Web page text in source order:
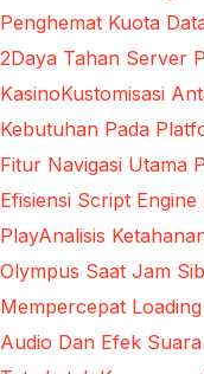
Penghemat Kuota
2Daya Tahan Server
KasinoKustomisasi
Kebutuhan Pada
Fitur Navigasi Utama
Efisiensi Script
PlayAnalisis
Olympus Saat Jam
Mempercepat
Audio Dan Efek